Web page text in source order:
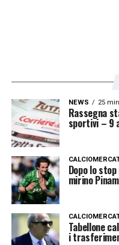
NEWS 25
Rassegna
sportivi – 9
Dopo lo
mirino
Tabellone
i